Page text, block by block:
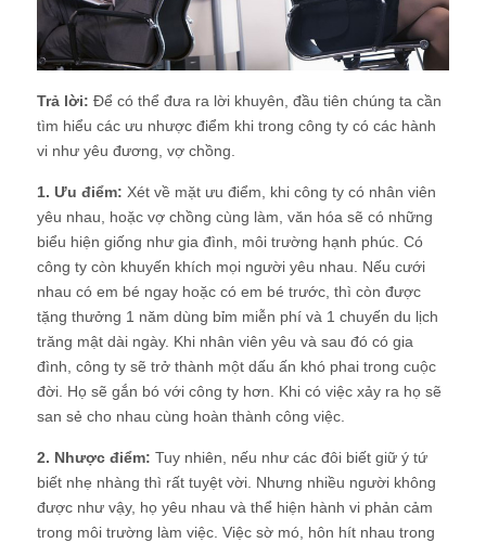
Trả lời: Để có thể đưa ra lời khuyên, đầu tiên chúng ta cần
tìm hiểu các ưu nhược điểm khi trong công ty có các hành
vi như yêu đương, vợ chồng.
1. Ưu điểm: Xét về mặt ưu điểm, khi công ty có nhân viên
yêu nhau, hoặc vợ chồng cùng làm, văn hóa sẽ có những
biểu hiện giống như gia đình, môi trường hạnh phúc. Có
công ty còn khuyến khích mọi người yêu nhau. Nếu cưới
nhau có em bé ngay hoặc có em bé trước, thì còn được
tặng thưởng 1 năm dùng bỉm miễn phí và 1 chuyến du lịch
trăng mật dài ngày. Khi nhân viên yêu và sau đó có gia
đình, công ty sẽ trở thành một dấu ấn khó phai trong cuộc
đời. Họ sẽ gắn bó với công ty hơn. Khi có việc xảy ra họ sẽ
san sẻ cho nhau cùng hoàn thành công việc.
2. Nhược điểm: Tuy nhiên, nếu như các đôi biết giữ ý tứ
biết nhẹ nhàng thì rất tuyệt vời. Nhưng nhiều người không
được như vậy, họ yêu nhau và thể hiện hành vi phản cảm
trong môi trường làm việc. Việc sờ mó, hôn hít nhau trong